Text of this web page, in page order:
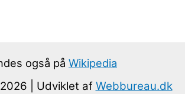
også på Wikipedia
| Udviklet af Webbureau.dk